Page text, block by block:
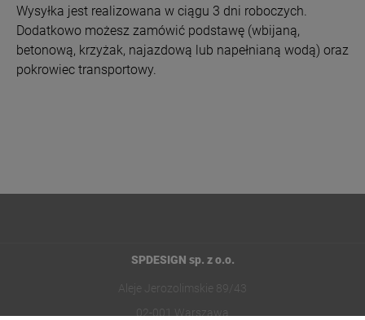
Wysyłka jest realizowana w ciągu 3 dni roboczych.
Dodatkowo możesz zamówić podstawę (wbijaną,
betonową, krzyżak, najazdową lub napełnianą wodą) oraz
pokrowiec transportowy.
SPDESIGN sp. z o.o.
Aleje Jerozolimskie 89/43
02-001 Warszawa